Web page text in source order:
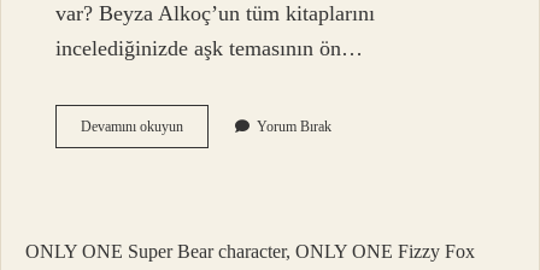
var? Beyza Alkoç’un tüm kitaplarını
incelediğinizde aşk temasının ön…
Devamını okuyunBeyza
Alkoç
Yorum Bırak
ONLY ONE Super Bear character, ONLY ONE Fizzy Fox